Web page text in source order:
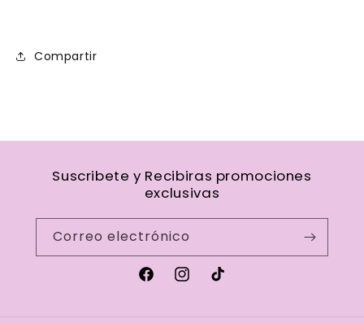
Compartir
Suscribete y Recibiras promociones
exclusivas
Correo electrónico
FacebookInstagram
TikTok